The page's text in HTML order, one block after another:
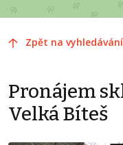
Zpět na vyhledávání
Pronájem
Velká Bíteš